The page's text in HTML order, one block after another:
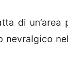
di
nevralgico